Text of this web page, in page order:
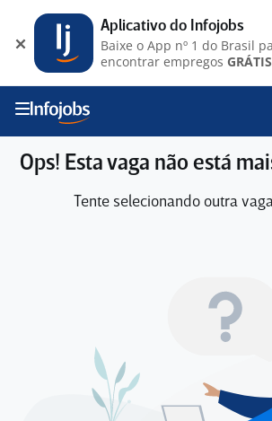
Ops! Esta vaga não está
Tente selecionando outra
Aplicativo do Infojobs
Baixe o App nº 1 do Brasil
encontrar empregos